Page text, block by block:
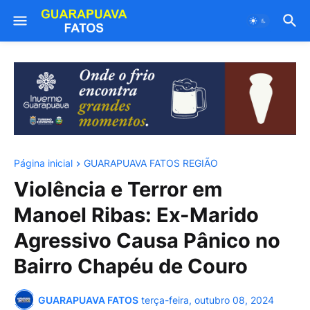
Página inicial GUARAPUAVA FATOS REGIÃO
Violência e Terror em
Manoel Ribas: Ex-Marido
Agressivo Causa Pânico no
Bairro Chapéu de Couro
GUARAPUAVA FATOS terça-feira, outubro 08, 2024